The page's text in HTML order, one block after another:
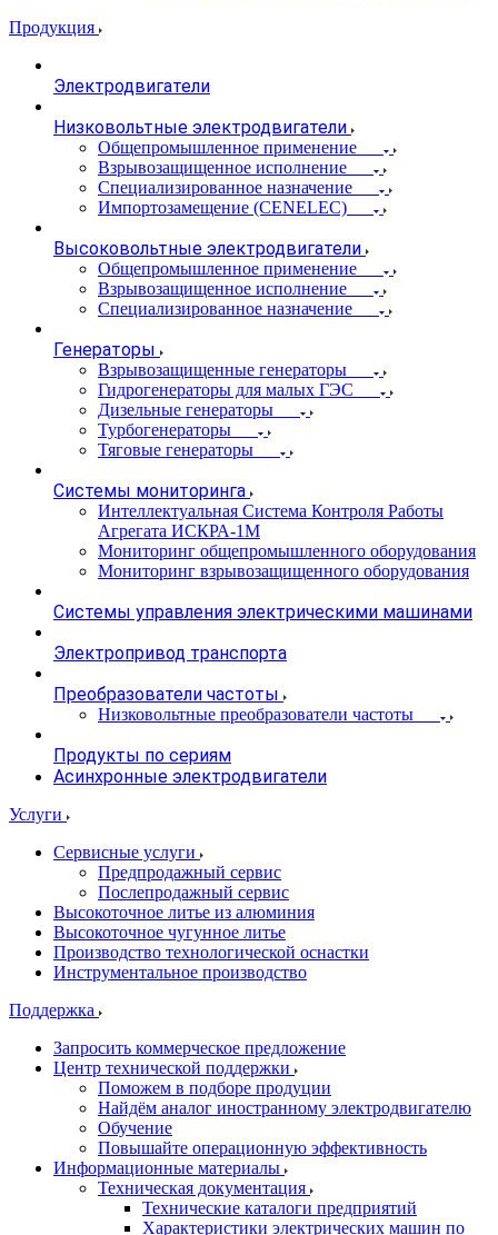
Продукция
Электродвигатели
Низковольтные электродвигатели
Общепромышленное применение
Взрывозащищенное исполнение
Специализированное назначение
Импортозамещение (CENELEC)
Высоковольтные электродвигатели
Общепромышленное применение
Взрывозащищенное исполнение
Специализированное назначение
Генераторы
Взрывозащищенные генераторы
Гидрогенераторы для малых ГЭС
Дизельные генераторы
Турбогенераторы
Тяговые генераторы
Системы мониторинга
Интеллектуальная Система Контроля Работы
Агрегата ИСКРА-1М
Мониторинг общепромышленного оборудования
Мониторинг взрывозащищенного оборудования
Системы управления электрическими машинами
Электропривод транспорта
Преобразователи частоты
Низковольтные преобразователи частоты
Продукты по сериям
Асинхронные электродвигатели
Услуги
Сервисные услуги
Предпродажный сервис
Послепродажный сервис
Высокоточное литье из алюминия
Высокоточное чугунное литье
Производство технологической оснастки
Инструментальное производство
Поддержка
Запросить коммерческое предложение
Центр технической поддержки
Поможем в подборе продуции
Найдём аналог иностранному электродвигателю
Обучение
Повышайте операционную эффективность
Информационные материалы
Техническая документация
Технические каталоги предприятий
Характеристики электрических машин по